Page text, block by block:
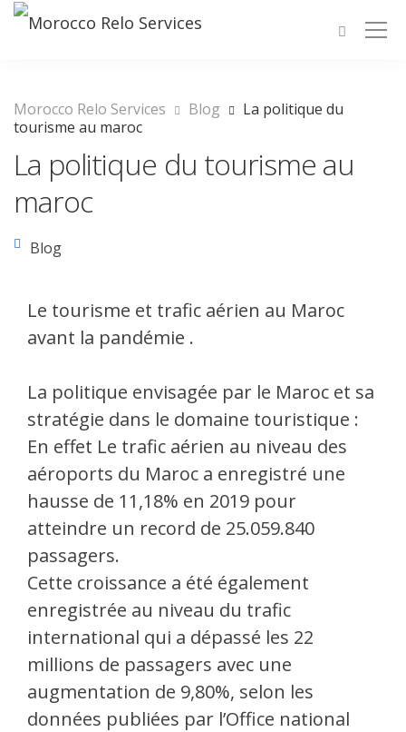
Morocco Relo Services Blog
La politique du
tourisme au maroc
La politique du tourisme au
maroc
Blog
Le tourisme et trafic aérien au Maroc
avant la pandémie .
La politique envisagée par le Maroc et sa
stratégie dans le domaine touristique :
En effet Le trafic aérien au niveau des
aéroports du Maroc a enregistré une
hausse de 11,18% en 2019 pour
atteindre un record de 25.059.840
passagers.
Cette croissance a été également
enregistrée au niveau du trafic
international qui a dépassé les 22
millions de passagers avec une
augmentation de 9,80%, selon les
données publiées par l’Office national